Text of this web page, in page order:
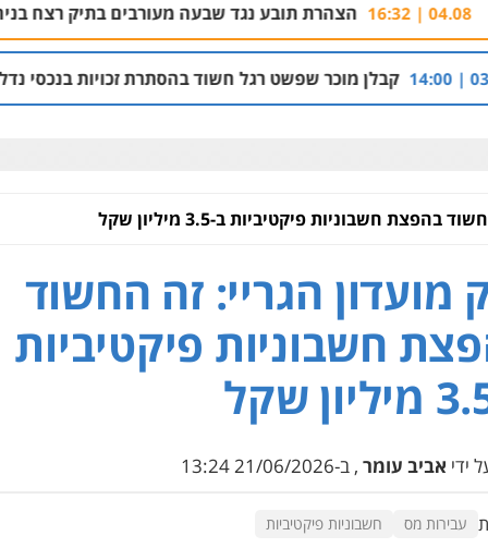
הצהרת תובע נגד שבעה מעורבים בתיק רצח בניהו רזי בירושלים
מוכר שפשט רגל חשוד בהסתרת זכויות בנכסי נדל"ן והברחת נכסים
חשבוניות פיקטיביות ב-3.5 מיליון שקל
מועדון הגריי: זה החשוד
חשבוניות פיקטיביות
ידי אביב עומר , ב-21/06/2026 13:24
עבירות מס חשבוניות פיקטיביות